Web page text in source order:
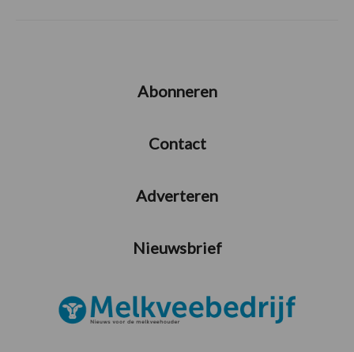
Abonneren
Contact
Adverteren
Nieuwsbrief